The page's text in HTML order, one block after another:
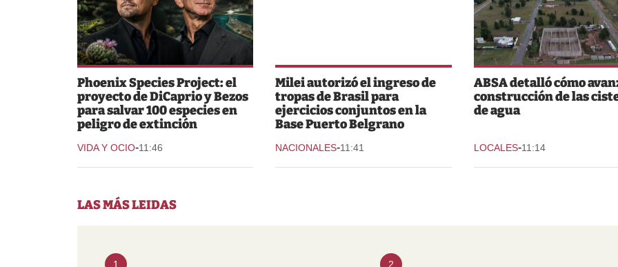
Phoenix Species Project: el
proyecto de DiCaprio y Bezos
para salvar 100 especies en
peligro de extinción
VIDA Y OCIO-11:46
Milei autorizó el ingreso de
tropas de Brasil para
ejercicios conjuntos en la
Base Puerto Belgrano
NACIONALES-11:41
ABSA detalló cómo
construcción de las
de agua
LOCALES-11:14
LAS MÁS LEIDAS
1 2